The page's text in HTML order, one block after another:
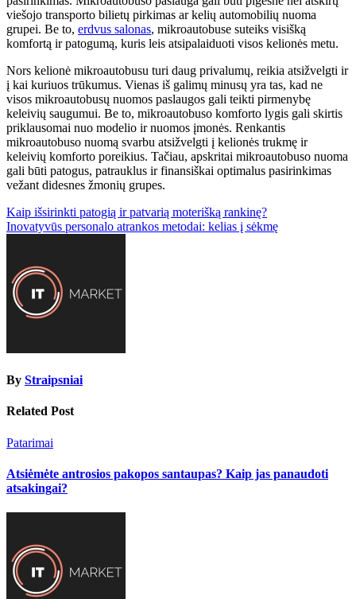
viešojo transporto bilietų pirkimas ar kelių automobilių nuoma
grupei. Be to, erdvus salonas, mikroautobuse suteiks visišką
komfortą ir patogumą, kuris leis atsipalaiduoti visos kelionės metu.
Nors kelionė mikroautobusu turi daug privalumų, reikia atsižvelgti ir
į kai kuriuos trūkumus. Vienas iš galimų minusų yra tas, kad ne
visos mikroautobusų nuomos paslaugos gali teikti pirmenybę
keleivių saugumui. Be to, mikroautobuso komforto lygis gali skirtis
priklausomai nuo modelio ir nuomos įmonės. Renkantis
mikroautobuso nuomą svarbu atsižvelgti į kelionės trukmę ir
keleivių komforto poreikius. Tačiau, apskritai mikroautobuso nuoma
gali būti patogus, patrauklus ir finansiškai optimalus pasirinkimas
vežant didesnes žmonių grupes.
Navigacija
tarp
Kaip išsirinkti patogią ir patvarią moterišką rankinę?
Inovatyvūs personalo atrankos metodai: kelias į sėkmę
By Straipsniai
Related Post
Patarimai
Atsiėmėte antrosios pakopos santaupas? Kaip jas panaudoti
atsakingai?